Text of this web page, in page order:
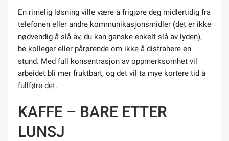
En rimelig løsning ville være å frigjøre deg midlertidig fra
telefonen eller andre kommunikasjonsmidler (det er ikke
nødvendig å slå av, du kan ganske enkelt slå av lyden),
be kolleger eller pårørende om ikke å distrahere en
stund. Med full konsentrasjon av oppmerksomhet vil
arbeidet bli mer fruktbart, og det vil ta mye kortere tid å
fullføre det.
KAFFE – BARE ETTER
LUNSJ